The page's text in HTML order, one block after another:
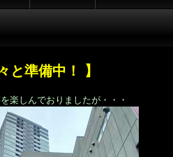
と準備中！ 】
楽しんでおりましたが・・・